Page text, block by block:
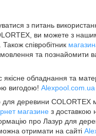
з питань
ви можете з
Також співробітник
та познайомити
якісне обладнання та
вигодою! Alexpool.com.ua
для деревини COLORTEX
магазине з доставкою
про Лазур для
отримати на сайті